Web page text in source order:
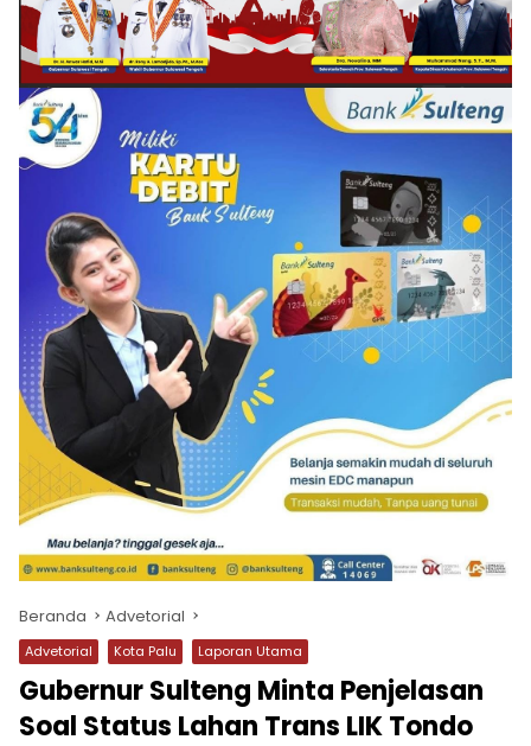
Beranda Advetorial
Advetorial Kota Palu Laporan Utama
Gubernur Sulteng Minta Penjelasan
Soal Status Lahan Trans LIK Tondo